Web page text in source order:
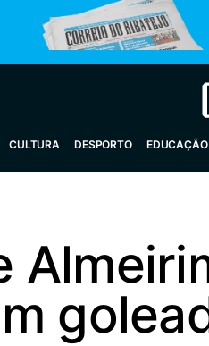
CULTURA DESPORTO EDUCAÇÃO